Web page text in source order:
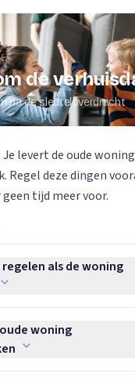
de
na de sleuteloverdracht
Je levert de oude
Regel deze dingen
tijd meer voor.
als de woning leeg
als de woning
woning schoonmaken
woning